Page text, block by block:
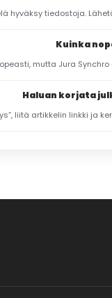
hyväksy tiedostoja.
Kuinka
mutta Jura
Haluan korjata
liitä artikkelin linkki ja